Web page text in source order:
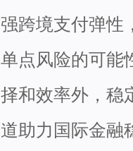
强跨境支付弹性
单点风险的可能
择和效率外，稳
道助力国际金融